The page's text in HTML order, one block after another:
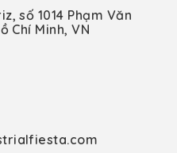
số 1014 Phạm Văn
Chí Minh, VN